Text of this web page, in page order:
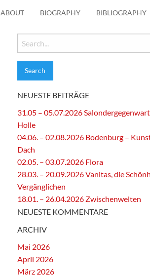
ABOUT BIOGRAPHY BIBLIOGRAPHY
Search
for:
NEUESTE BEITRÄGE
31.05 – 05.07.2026
Holle
04.06. – 02.08.2026 Bodenburg –
Dach
02.05. – 03.07.2026 Flora
28.03. – 20.09.2026 Vanitas, die
Vergänglichen
18.01. – 26.04.2026 Zwischenwelten
NEUESTE KOMMENTARE
ARCHIV
Mai 2026
April 2026
März 2026